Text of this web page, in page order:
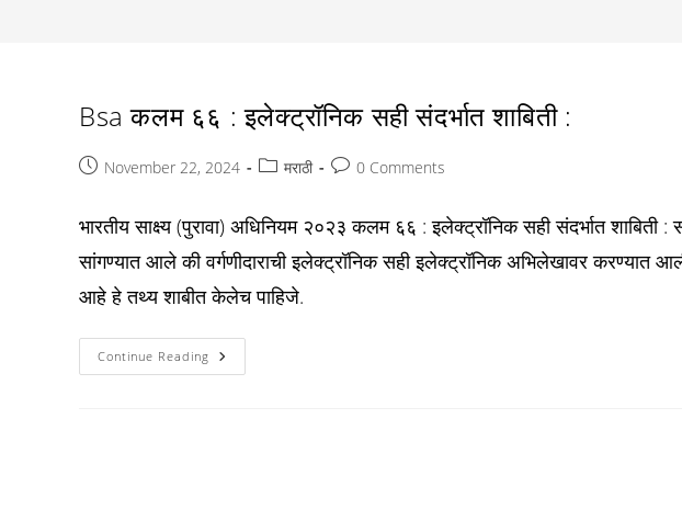
Bsa कलम ६६ : इलेक्ट्रॉनिक सही संदर्भात शाबिती :
PostNovember 22, 2024
Postमराठी
Post0 Comments
भारतीय साक्ष्य (पुरावा) अधिनियम २०२३ कलम ६६ : इलेक्ट्रॉनिक सही संदर्भात
सांगण्यात आले की वर्गणीदाराची इलेक्ट्रॉनिक सही इलेक्ट्रॉनिक अभिलेखावर करण्यात
आहे हे तथ्य शाबीत केलेच पाहिजे.
Continue Reading Bsa
कलम